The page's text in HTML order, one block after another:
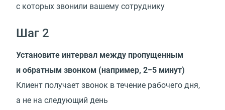
с которых звонили вашему сотруднику
Шаг 2
Установите интервал между пропущенным
и обратным звонком (например, 2−5 минут)
Клиент получает звонок в течение рабочего дня,
а не на следующий день